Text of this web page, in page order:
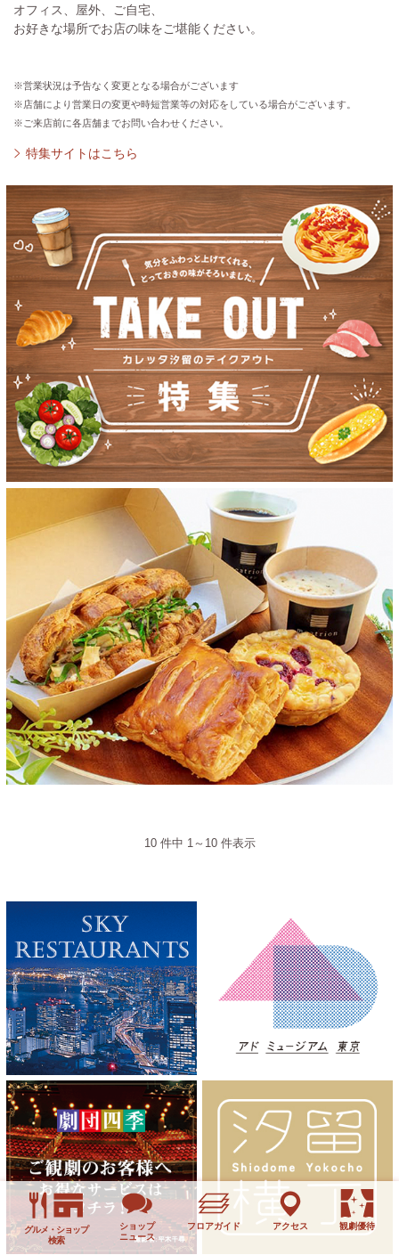
オフィス、屋外、ご自宅、
お好きな場所でお店の味をご堪能ください。
※営業状況は予告なく変更となる場合がございます
※店舗により営業日の変更や時短営業等の対応をしている場合がございます。
※ご来店前に各店舗までお問い合わせください。
特集サイトはこちら
10件中 1 ～ 10件表示
グルメ・ショップ
検索
ショップ
ニュース
フロアガイド アクセス 観劇優待